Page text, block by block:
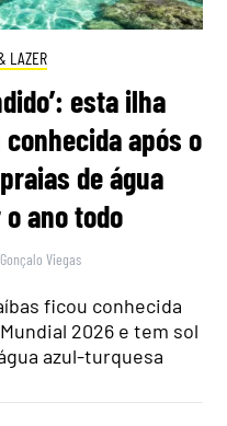
LAZER
esta ilha
após o
de água
ano todo
Gonçalo Viegas
ficou conhecida
2026 e tem sol
azul-turquesa